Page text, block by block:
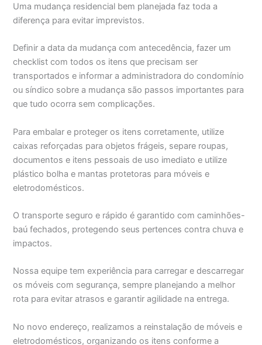
Uma mudança residencial bem planejada faz toda a
diferença para evitar imprevistos.
Definir a data da mudança com antecedência, fazer um
checklist com todos os itens que precisam ser
transportados e informar a administradora do condomínio
ou síndico sobre a mudança são passos importantes para
que tudo ocorra sem complicações.
Para embalar e proteger os itens corretamente, utilize
caixas reforçadas para objetos frágeis, separe roupas,
documentos e itens pessoais de uso imediato e utilize
plástico bolha e mantas protetoras para móveis e
eletrodomésticos.
O transporte seguro e rápido é garantido com caminhões-
baú fechados, protegendo seus pertences contra chuva e
impactos.
Nossa equipe tem experiência para carregar e descarregar
os móveis com segurança, sempre planejando a melhor
rota para evitar atrasos e garantir agilidade na entrega.
No novo endereço, realizamos a reinstalação de móveis e
eletrodomésticos, organizando os itens conforme a